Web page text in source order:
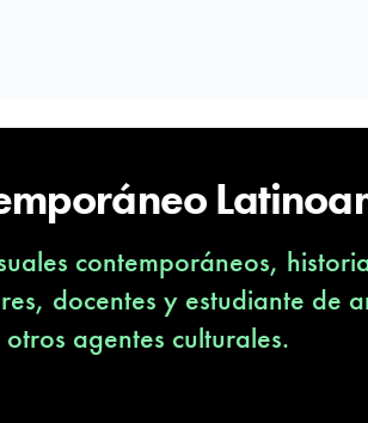
hecha de
de
contemporáneos,
docentes y estudiante de
agentes culturales.